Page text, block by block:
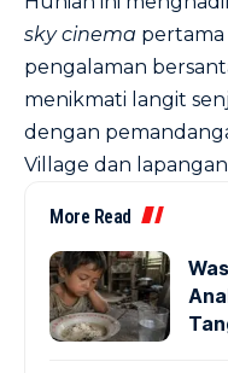
sky cinema pertama
pengalaman
menikmati langit
dengan
Village dan
More Read